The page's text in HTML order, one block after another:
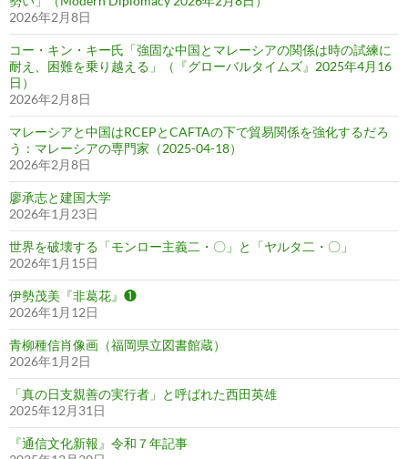
2026年2月8日
コー・キン・キー氏「強固な中国とマレーシアの関係は時の試練に
耐え、困難を乗り越える」（『グローバルタイムズ』2025年4月16
日）
2026年2月8日
マレーシアと中国はRCEPとCAFTAの下で貿易関係を強化するだろ
う：マレーシアの専門家（2025-04-18）
2026年2月8日
廖承志と建国大学
2026年1月23日
世界を破壊する「モンロー主義二・〇」と「ヤルタ二・〇」
2026年1月15日
伊勢茂美『非葛花』❶
2026年1月12日
青柳種信肖像画（福岡県立図書館蔵）
2026年1月2日
「真の日支親善の実行者」と呼ばれた西田英雄
2025年12月31日
『通信文化新報』令和７年記事